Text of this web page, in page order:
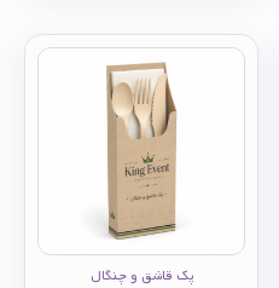
پک قاشق و چنگال